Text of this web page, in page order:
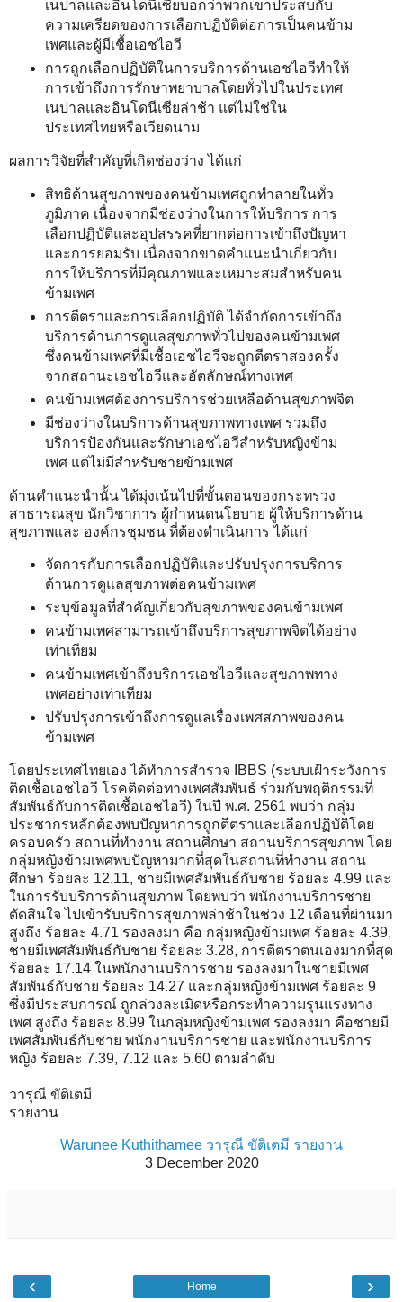
เนปาลและอินโดนีเซียบอกว่าพวกเขาประสบกับ
ความเครียดของการเลือกปฏิบัติต่อการเป็นคนข้าม
เพศและผู้มีเชื้อเอชไอวี
การถูกเลือกปฏิบัติในการบริการด้านเอชไอวีทำให้
การเข้าถึงการรักษาพยาบาลโดยทั่วไปในประเทศ
เนปาลและอินโดนีเซียล่าช้า แต่ไม่ใช่ใน
ประเทศไทยหรือเวียดนาม
ผลการวิจัยที่สำคัญที่เกิดช่องว่าง ได้แก่
สิทธิด้านสุขภาพของคนข้ามเพศถูกทำลายในทั่ว
ภูมิภาค เนื่องจากมีช่องว่างในการให้บริการ การ
เลือกปฏิบัติและอุปสรรคที่ยากต่อการเข้าถึงปัญหา
และการยอมรับ เนื่องจากขาดคำแนะนำเกี่ยวกับ
การให้บริการที่มีคุณภาพและเหมาะสมสำหรับคน
ข้ามเพศ
การตีตราและการเลือกปฏิบัติ ได้จำกัดการเข้าถึง
บริการด้านการดูแลสุขภาพทั่วไปของคนข้ามเพศ
ซึ่งคนข้ามเพศที่มีเชื้อเอชไอวีจะถูกตีตราสองครั้ง
จากสถานะเอชไอวีและอัตลักษณ์ทางเพศ
คนข้ามเพศต้องการบริการช่วยเหลือด้านสุขภาพจิต
มีช่องว่างในบริการด้านสุขภาพทางเพศ รวมถึง
บริการป้องกันและรักษาเอชไอวีสำหรับหญิงข้าม
เพศ แต่ไม่มีสำหรับชายข้ามเพศ
ด้านคำแนะนำนั้น ได้มุ่งเน้นไปที่ขั้นตอนของกระทรวง
สาธารณสุข นักวิชาการ ผู้กำหนดนโยบาย ผู้ให้บริการด้าน
สุขภาพและ องค์กรชุมชน ที่ต้องดำเนินการ ได้แก่
จัดการกับการเลือกปฏิบัติและปรับปรุงการบริการ
ด้านการดูแลสุขภาพต่อคนข้ามเพศ
ระบุข้อมูลที่สำคัญเกี่ยวกับสุขภาพของคนข้ามเพศ
คนข้ามเพศสามารถเข้าถึงบริการสุขภาพจิตได้อย่าง
เท่าเทียม
คนข้ามเพศเข้าถึงบริการเอชไอวีและสุขภาพทาง
เพศอย่างเท่าเทียม
ปรับปรุงการเข้าถึงการดูแลเรื่องเพศสภาพของคน
ข้ามเพศ
โดยประเทศไทยเอง ได้ทำการสำรวจ IBBS (ระบบเฝ้าระวังการ
ติดเชื้อเอชไอวี โรคติดต่อทางเพศสัมพันธ์ ร่วมกับพฤติกรรมที่
สัมพันธ์กับการติดเชื้อเอชไอวี) ในปี พ.ศ. 2561 พบว่า กลุ่ม
ประชากรหลักต้องพบปัญหาการถูกตีตราและเลือกปฏิบัติโดย
ครอบครัว สถานที่ทำงาน สถานศึกษา สถานบริการสุขภาพ โดย
กลุ่มหญิงข้ามเพศพบปัญหามากที่สุดในสถานที่ทำงาน สถาน
ศึกษา ร้อยละ 12.11, ชายมีเพศสัมพันธ์กับชาย ร้อยละ 4.99 และ
ในการรับบริการด้านสุขภาพ โดยพบว่า พนักงานบริการชาย
ตัดสินใจ ไปเข้ารับบริการสุขภาพล่าช้าในช่วง 12 เดือนที่ผ่านมา
สูงถึง ร้อยละ 4.71 รองลงมา คือ กลุ่มหญิงข้ามเพศ ร้อยละ 4.39,
ชายมีเพศสัมพันธ์กับชาย ร้อยละ 3.28, การตีตราตนเองมากที่สุด
ร้อยละ 17.14 ในพนักงานบริการชาย รองลงมาในชายมีเพศ
สัมพันธ์กับชาย ร้อยละ 14.27 และกลุ่มหญิงข้ามเพศ ร้อยละ 9
ซึ่งมีประสบการณ์ ถูกล่วงละเมิดหรือกระทำความรุนแรงทาง
เพศ สูงถึง ร้อยละ 8.99 ในกลุ่มหญิงข้ามเพศ รองลงมา คือชายมี
เพศสัมพันธ์กับชาย พนักงานบริการชาย และพนักงานบริการ
หญิง ร้อยละ 7.39, 7.12 และ 5.60 ตามลำดับ
วารุณี ขัติเตมี
รายงาน
Warunee Kuthithamee วารุณี ขัติเตมี รายงาน
3 December 2020
‹ ›
Home